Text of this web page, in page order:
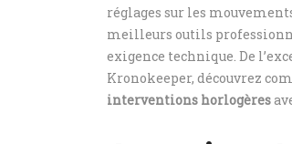
réglages sur les
meilleurs outils
exigence technique. De
Kronokeeper, découvrez
interventions horlogères